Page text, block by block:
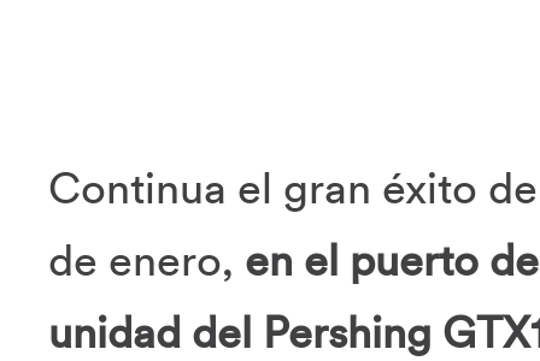
Continua el gran éxito
de enero, en el puerto
unidad del Pershing